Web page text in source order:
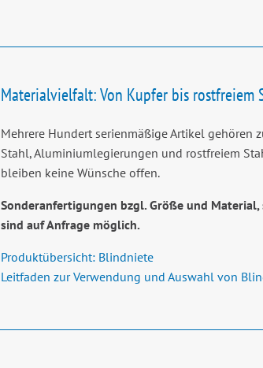
Materialvielfalt: Von Kupfer bis
Mehrere Hundert serienmäßige Artikel gehören
Stahl, Aluminiumlegierungen und rostfreiem
bleiben keine Wünsche offen.
Sonderanfertigungen bzgl. Größe und
sind auf Anfrage möglich.
Produktübersicht: Blindniete
Leitfaden zur Verwendung und Auswahl von